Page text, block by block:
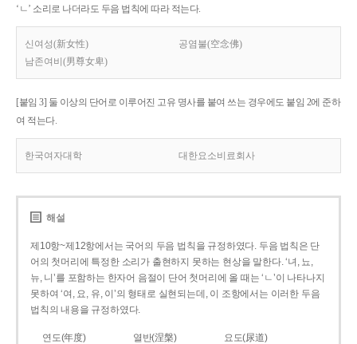
‘ㄴ’ 소리로 나더라도 두음 법칙에 따라 적는다.
신여성(新女性)
공염불(空念佛)
남존여비(男尊女卑)
[붙임 3] 둘 이상의 단어로 이루어진 고유 명사를 붙여 쓰는 경우에도 붙임 2에 준하
여 적는다.
한국여자대학 대한요소비료회사
해설
제10항~제12항에서는 국어의 두음 법칙을 규정하였다. 두음 법칙은 단
어의 첫머리에 특정한 소리가 출현하지 못하는 현상을 말한다. ‘녀, 뇨,
뉴, 니’를 포함하는 한자어 음절이 단어 첫머리에 올 때는 ‘ㄴ’이 나타나지
못하여 ‘여, 요, 유, 이’의 형태로 실현되는데, 이 조항에서는 이러한 두음
법칙의 내용을 규정하였다.
연도(年度) 열반(涅槃)
요도(尿道)